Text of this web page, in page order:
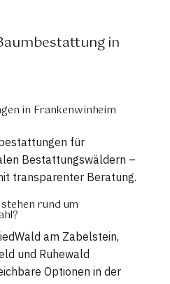
in
in Frankenwinheim
für
Bestattungswäldern –
transparenter Beratung.
rund um
am Zabelstein,
und Ruhewald
Optionen in der